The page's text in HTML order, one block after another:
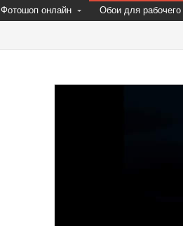
Фотошоп онлайн Обои для рабочего